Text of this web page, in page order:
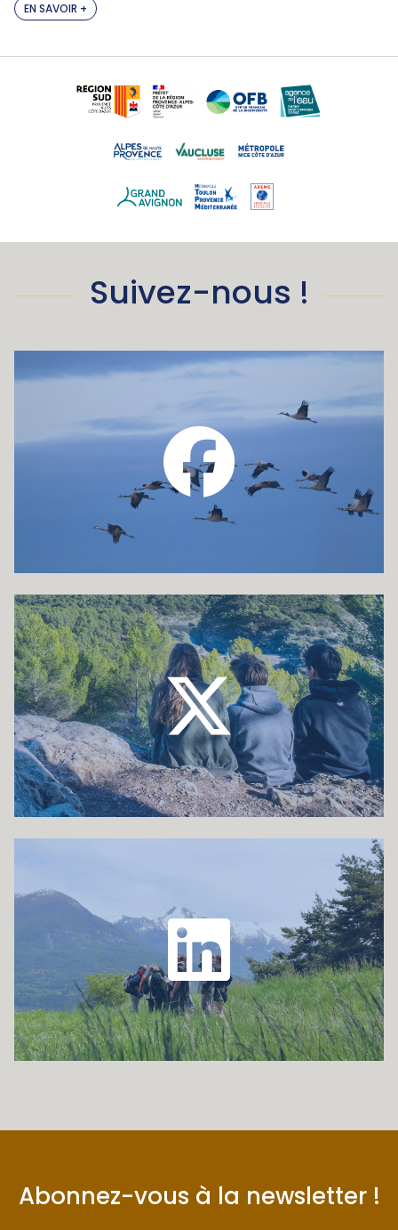
EN SAVOIR +
Suivez-nous !
Abonnez-vous à la newsletter !